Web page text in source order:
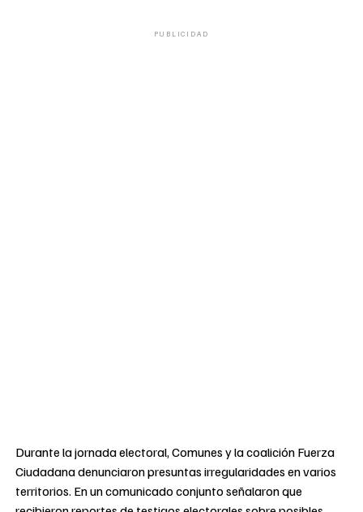
PUBLICIDAD
Durante la jornada electoral, Comunes y la coalición Fuerza
Ciudadana denunciaron presuntas irregularidades en varios
territorios. En un comunicado conjunto señalaron que